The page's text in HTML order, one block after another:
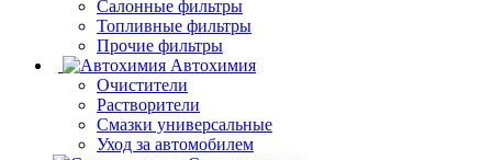
Салонные фильтры
Топливные фильтры
Прочие фильтры
Автохимия
Очистители
Растворители
Смазки универсальные
Уход за автомобилем